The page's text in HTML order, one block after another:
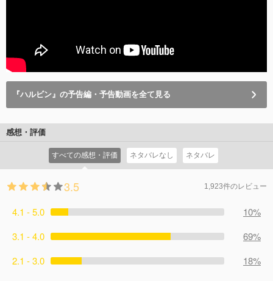
『ハルビン』の予告編・予告動画を全て見る
感想・評価
すべての感想・評価 ネタバレなし ネタバレ
3.5 1,923件のレビュー
4.1 - 5.0
10%
3.1 - 4.0
69%
2.1 - 3.0
18%